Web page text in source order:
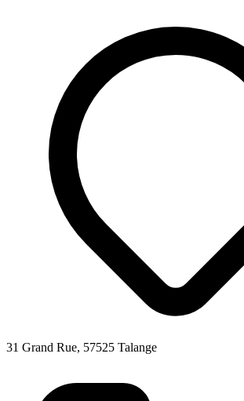
31 Grand Rue, 57525 Talange